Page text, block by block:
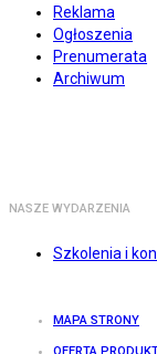
Reklama
Ogłoszenia
Prenumerata
Archiwum
NASZE WYDARZENIA
Szkolenia i
MAPA STRONY